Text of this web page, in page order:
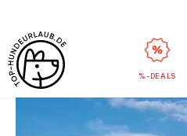
%-DEALS